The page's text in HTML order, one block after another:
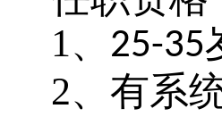
1、 25-35
2、有系